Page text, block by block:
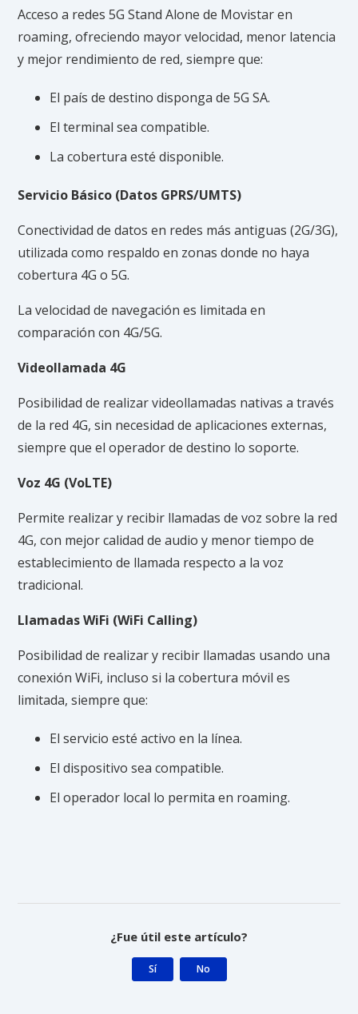
Acceso a redes 5G Stand Alone de Movistar en
roaming, ofreciendo mayor velocidad, menor latencia
y mejor rendimiento de red, siempre que:
El país de destino disponga de 5G SA.
El terminal sea compatible.
La cobertura esté disponible.
Servicio Básico (Datos GPRS/UMTS)
Conectividad de datos en redes más antiguas (2G/3G),
utilizada como respaldo en zonas donde no haya
cobertura 4G o 5G.
La velocidad de navegación es limitada en
comparación con 4G/5G.
Videollamada 4G
Posibilidad de realizar videollamadas nativas a través
de la red 4G, sin necesidad de aplicaciones externas,
siempre que el operador de destino lo soporte.
Voz 4G (VoLTE)
Permite realizar y recibir llamadas de voz sobre la red
4G, con mejor calidad de audio y menor tiempo de
establecimiento de llamada respecto a la voz
tradicional.
Llamadas WiFi (WiFi Calling)
Posibilidad de realizar y recibir llamadas usando una
conexión WiFi, incluso si la cobertura móvil es
limitada, siempre que:
El servicio esté activo en la línea.
El dispositivo sea compatible.
El operador local lo permita en roaming.
¿Fue útil este artículo?
Sí No